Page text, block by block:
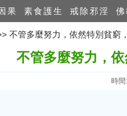
果 素食護生 戒除邪淫
不管多麼努力，依然特別貧窮
不管多麼努力，
時